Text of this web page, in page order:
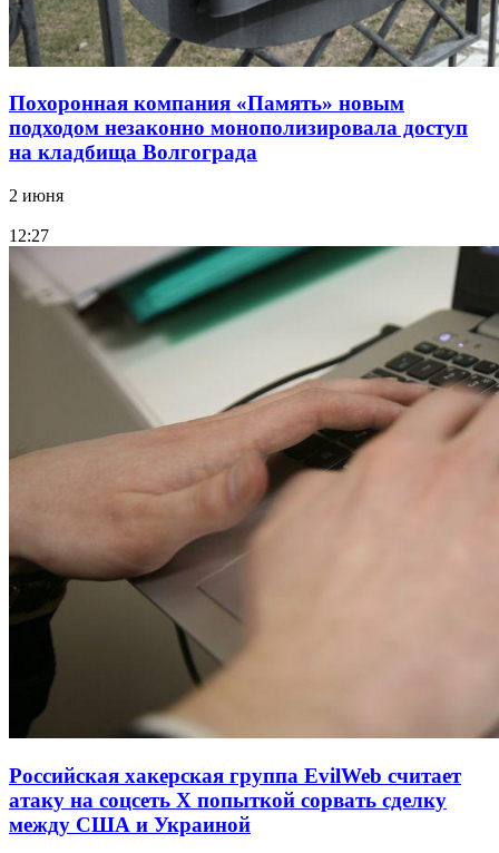
Похоронная компания «Память» новым
подходом незаконно монополизировала доступ
на кладбища Волгограда
2 июня
12:27
Российская хакерская группа EvilWeb считает
атаку на соцсеть Х попыткой сорвать сделку
между США и Украиной